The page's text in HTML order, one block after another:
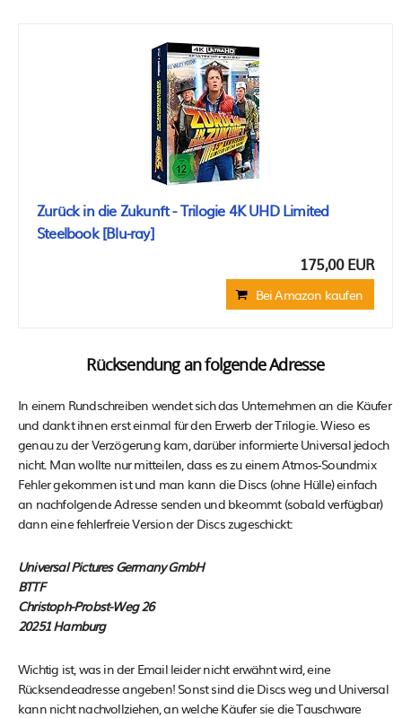
Zurück in die Zukunft - Trilogie 4K UHD Limited
Steelbook [Blu-ray]
175,00 EUR
Bei Amazon kaufen
Rücksendung an folgende Adresse
In einem Rundschreiben wendet sich das Unternehmen an die Käufer
und dankt ihnen erst einmal für den Erwerb der Trilogie. Wieso es
genau zu der Verzögerung kam, darüber informierte Universal jedoch
nicht. Man wollte nur mitteilen, dass es zu einem Atmos-Soundmix
Fehler gekommen ist und man kann die Discs (ohne Hülle) einfach
an nachfolgende Adresse senden und bkeommt (sobald verfügbar)
dann eine fehlerfreie Version der Discs zugeschickt:
Universal Pictures Germany GmbH
BTTF
Christoph-Probst-Weg 26
20251 Hamburg
Wichtig ist, was in der Email leider nicht erwähnt wird, eine
Rücksendeadresse angeben! Sonst sind die Discs weg und Universal
kann nicht nachvollziehen, an welche Käufer sie die Tauschware